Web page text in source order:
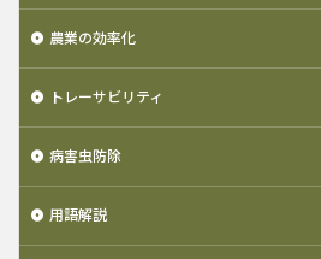
農業の効率化
トレーサビリティ
病害虫防除
用語解説